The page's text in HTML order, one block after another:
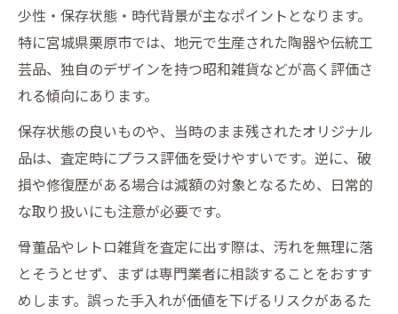
少性・保存状態・時代背景が主なポイントとなります。
特に宮城県栗原市では、地元で生産された陶器や伝統工
芸品、独自のデザインを持つ昭和雑貨などが高く評価さ
れる傾向にあります。
保存状態の良いものや、当時のまま残されたオリジナル
品は、査定時にプラス評価を受けやすいです。逆に、破
損や修復歴がある場合は減額の対象となるため、日常的
な取り扱いにも注意が必要です。
骨董品やレトロ雑貨を査定に出す際は、汚れを無理に落
とそうとせず、まずは専門業者に相談することをおすす
めします。誤った手入れが価値を下げるリスクがあるた